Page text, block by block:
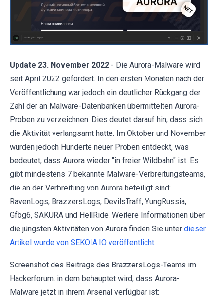
Update 23. November 2022 - Die Aurora-Malware wird
seit April 2022 gefördert. In den ersten Monaten nach der
Veröffentlichung war jedoch ein deutlicher Rückgang der
Zahl der an Malware-Datenbanken übermittelten Aurora-
Proben zu verzeichnen. Dies deutet darauf hin, dass sich
die Aktivität verlangsamt hatte. Im Oktober und November
wurden jedoch Hunderte neuer Proben entdeckt, was
bedeutet, dass Aurora wieder "in freier Wildbahn" ist. Es
gibt mindestens 7 bekannte Malware-Verbreitungsteams,
die an der Verbreitung von Aurora beteiligt sind:
RavenLogs, BrazzersLogs, DevilsTraff, YungRussia,
Gfbg6, SAKURA und HellRide. Weitere Informationen über
die jüngsten Aktivitäten von Aurora finden Sie unter dieser
Artikel wurde von SEKOIA.IO veröffentlicht.
Screenshot des Beitrags des BrazzersLogs-Teams im
Hackerforum, in dem behauptet wird, dass Aurora-
Malware jetzt in ihrem Arsenal verfügbar ist: